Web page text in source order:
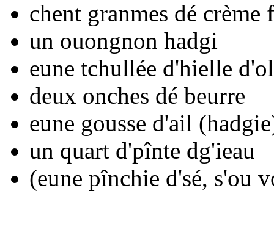
chent granmes dé crème
un ouongnon hadgi
eune tchullée d'hielle
deux onches dé beurre
eune gousse d'ail
un quart d'pînte dg'ieau
(eune pînchie d'sé, s'ou